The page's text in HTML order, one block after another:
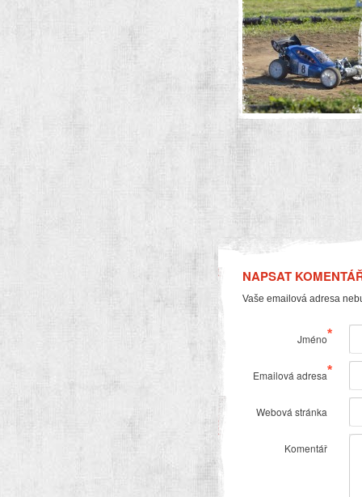
NAPSAT
Vaše emailová adresa
Jméno*
Emailová adresa*
Webová stránka
Komentář